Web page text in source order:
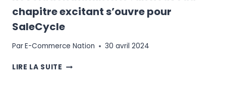
chapitre excitant s’ouvre pour
SaleCycle
ParE-Commerce Nation 30 avril 2024
LIRE LA SUITE RÉVÉLATION